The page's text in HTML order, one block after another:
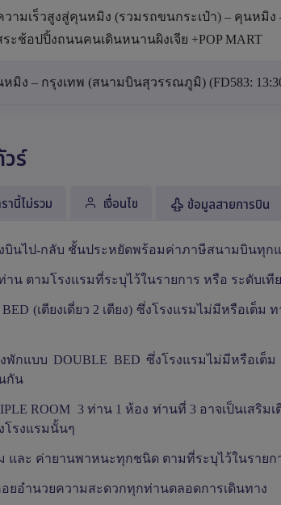
วามเร็วสูงสู่คุนหมิง (รวมรถขนกระเป๋า) – คุนหมิ
ระช้อปปิ้งถนนคนเดินหนานผิงเจีย +POP MART
มิง – กรุงเทพ (สนามบินสุวรรณภูมิ) (FD583:
วร์
านี้ไม่รวม เงื่อนไข ข้อมูลสายการบิน
งบินไป-กลับ ชั้นประหยัดพร้อมค่าภาษีสนามบินทุก
าน ตามโรงแรมที่ระบุไว้ในรายการ หรือ ระดับเที
(เตียงเดี่ยว 2 เตียง) ซึ่งโรงแรมไม่มีหรือเต็ม
งพักแบบDOUBLE BEDซึ่งโรงแรมไม่มีหรือเต็
กัน
ROOM 3 ท่าน 1 ห้อง ท่านที่ 3 อาจเป็นเสริมเ
โรงแรมนั้นๆ
และ ค่ายานพาหนะทุกชนิด ตามที่ระบุไว้ในรายก
ยอำนวยความสะดวกทุกท่านตลอดการเดินทาง